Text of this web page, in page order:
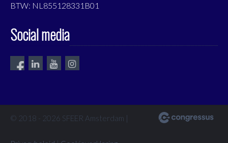
BTW: NL855128331B01
Social media
© 2018 - 2026 SFEER Amsterdam |